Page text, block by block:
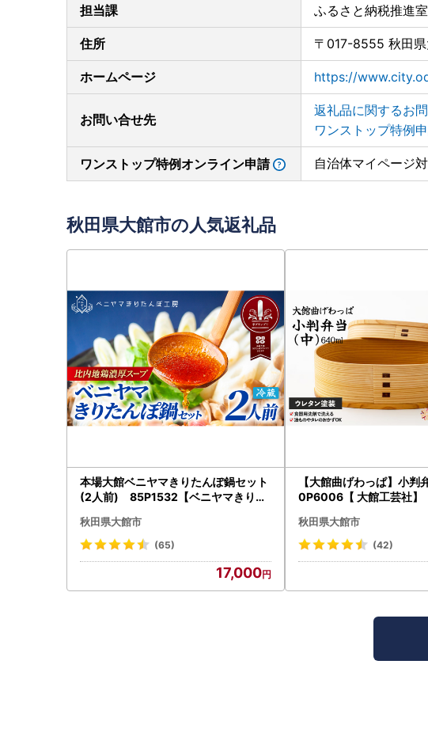
担当課 ふるさと納税推進室
住所 〒017-8555 秋田
ホームページ https://
お問い合せ先
返礼品に関するお
ワンストップ特例
ワンストップ特例オンライン申請 自治体マイページ
秋田県大館市の人気返礼品
本場大館ベニヤマきりたんぽ鍋セット
(2人前) 85P1532【ベニヤマきりた
秋田県大館市
(65)
17,000
【大館曲げわっぱ】小
0P6006【 大館工芸社】
秋田県大館市
(42)